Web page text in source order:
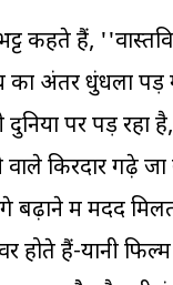
भट्ट कहते हैं,
अंतर धुंधला
पर पड़ रहा
किरदार गढ़े
बढ़ाने में मदद
होते हैं-यानी